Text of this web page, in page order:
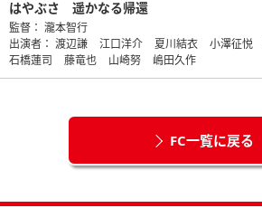
はやぶさ 遥かなる帰還
監督： 瀧本智行
出演者： 渡辺謙 江口洋介 夏川結衣 小澤征悦
石橋蓮司
藤竜也 山崎努 嶋田久作
FC一覧に戻る